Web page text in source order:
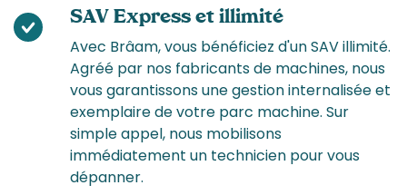
SAV Express et illimité
Avec Brâam, vous bénéficiez d'un SAV illimité.
Agréé par nos fabricants de machines, nous
vous garantissons une gestion internalisée et
exemplaire de votre parc machine. Sur
simple appel, nous mobilisons
immédiatement un technicien pour vous
dépanner.